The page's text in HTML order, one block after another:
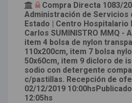
Compra Directa 1083/
Administración de Servicios
Estado | Centro Hospitalario
Carlos SUMINISTRO MMQ -
item 4 bolsa de nylon
110x200cm, item 7 bolsa
50x60cm, item 9 dicloro de
sodio con detergente
c/pastillas. Recepción de
02/12/2019
12:05hs